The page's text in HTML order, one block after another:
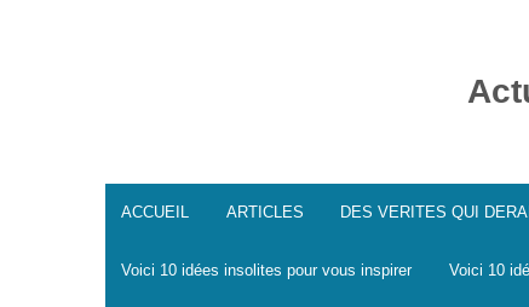
ACCUEIL ARTICLES DES VERITES QUI
Voici 10 idées insolites pour vous inspirer Voici 10